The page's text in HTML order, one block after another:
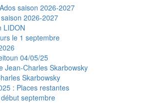
saison 2026-2027
2026-2027
LIDON
le 1 septembre
04/05/25
Jean-Charles Skarbowsky
Skarbowsky
: Places restantes
septembre